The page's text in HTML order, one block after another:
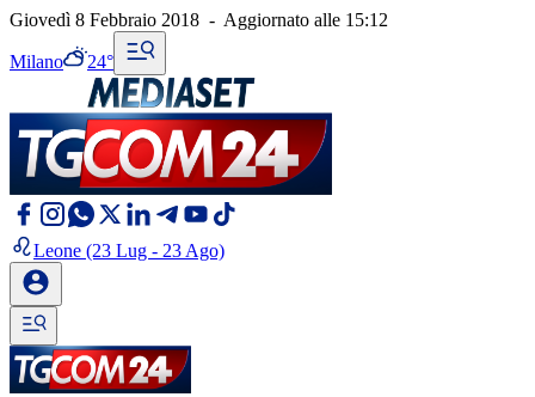
Giovedì 8 Febbraio 2018 - Aggiornato alle 15:12
Milano 24°
Leone (23 Lug - 23 Ago)